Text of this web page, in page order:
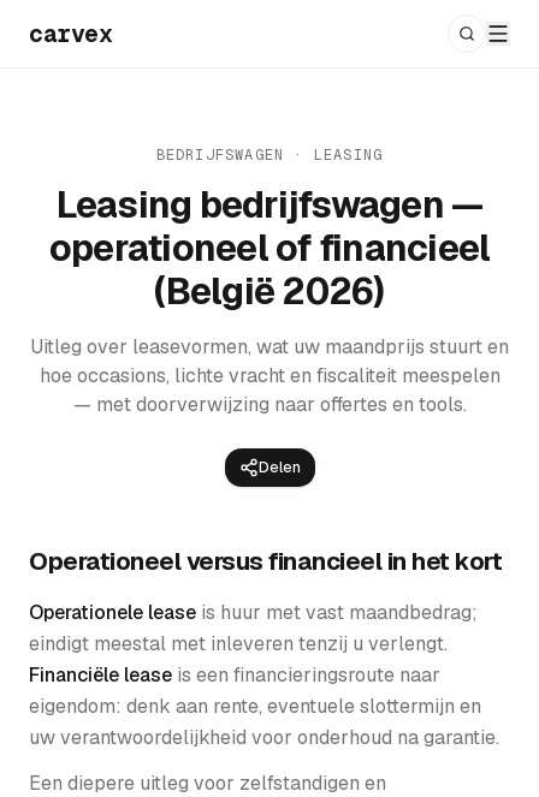
carvex
BEDRIJFSWAGEN · LEASING
Leasing bedrijfswagen —
operationeel of financieel
(België 2026)
Uitleg over leasevormen, wat uw maandprijs stuurt en
hoe occasions, lichte vracht en fiscaliteit meespelen
— met doorverwijzing naar offertes en tools.
Delen
Operationeel versus financieel in het kort
Operationele lease is huur met vast maandbedrag;
eindigt meestal met inleveren tenzij u verlengt.
Financiële lease is een financieringsroute naar
eigendom: denk aan rente, eventuele slottermijn en
uw verantwoordelijkheid voor onderhoud na garantie.
Een diepere uitleg voor zelfstandigen en